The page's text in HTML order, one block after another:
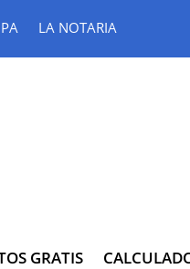
LA NOTARIA
GRATIS